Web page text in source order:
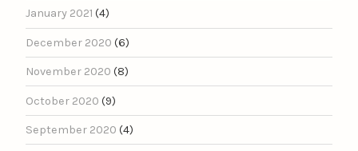
January 2021 (4)
December 2020 (6)
November 2020 (8)
October 2020 (9)
September 2020 (4)